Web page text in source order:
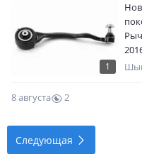
1
8 августа
2
Следующая